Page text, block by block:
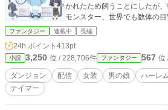
かれたため飼うことにしたが
モンスター、世界でも数体の
「清らかな乙女にしか懐かない種族
めに一攫千金を目指してダンジ
格好のままパーティーを組み、
たため後戻りできず、さらには
好」だと言うことを聞かないと
ファンタジー 連載中 長編
24h.ポイント 413pt
小説 3,250 位 / 228,706件 ファンタジー 567 位
ダンジョン 配信 女装 男の娘 ハーレ
テイマー